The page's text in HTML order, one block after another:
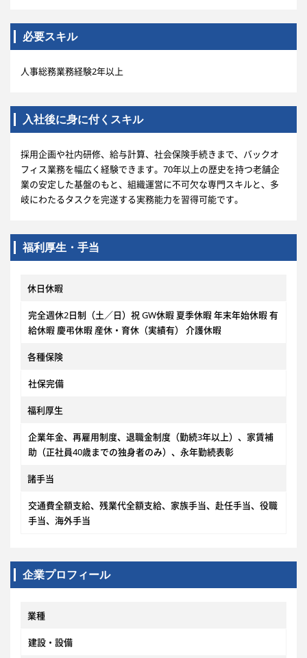
必要スキル
人事総務業務経験2年以上
入社後に身に付くスキル
採用企画や社内研修、給与計算、社会保険手続きまで、バックオ
フィス業務を幅広く経験できます。70年以上の歴史を持つ老舗企
業の安定した基盤のもと、組織運営に不可欠な専門スキルと、多
岐にわたるタスクを完遂する実務能力を習得可能です。
福利厚生・手当
休日休暇
完全週休2日制（土／日）祝 GW休暇 夏季休暇 年末年始休暇 有
給休暇 慶弔休暇 産休・育休（実績有） 介護休暇
各種保険
社保完備
福利厚生
企業年金、再雇用制度、退職金制度（勤続3年以上）、家賃補
助（正社員40歳までの独身者のみ）、永年勤続表彰
諸手当
交通費全額支給、残業代全額支給、家族手当、赴任手当、役職
手当、海外手当
企業プロフィール
業種
建設・設備